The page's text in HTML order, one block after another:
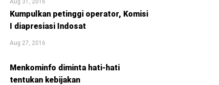
Aug 31, 2016
Kumpulkan petinggi operator, Komisi
I diapresiasi Indosat
Aug 27, 2016
Menkominfo diminta hati-hati
tentukan kebijakan